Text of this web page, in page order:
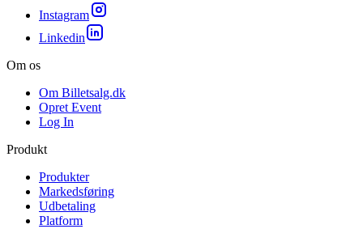
Instagram
Linkedin
Om os
Om Billetsalg.dk
Opret Event
Log In
Produkt
Produkter
Markedsføring
Udbetaling
Platform